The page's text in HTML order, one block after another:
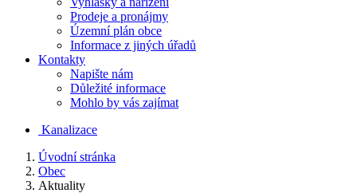
Prodeje a pronájmy
Územní plán obce
Informace z jiných úřadů
Kontakty
Napište nám
Důležité informace
Mohlo by vás zajímat
Kanalizace
Úvodní stránka
Obec
Aktuality